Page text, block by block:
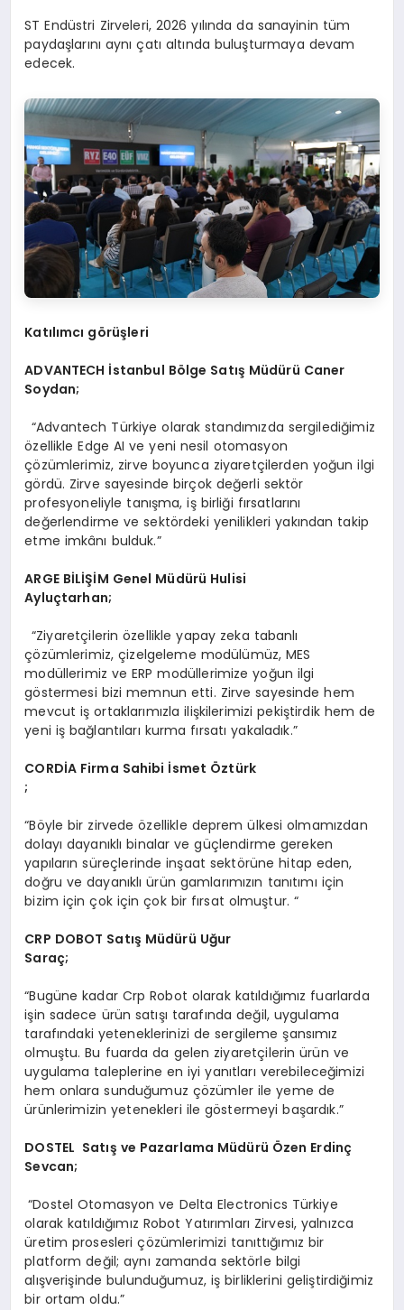
ST Endüstri Zirveleri, 2026 yılında da sanayinin tüm
paydaşlarını aynı çatı altında buluşturmaya devam
edecek.
Katılımcı görüşleri
ADVANTECH İstanbul Bölge Satış Müdürü Caner
Soydan;
“Advantech Türkiye olarak standımızda sergilediğimiz
özellikle Edge AI ve yeni nesil otomasyon
çözümlerimiz, zirve boyunca ziyaretçilerden yoğun ilgi
gördü. Zirve sayesinde birçok değerli sektör
profesyoneliyle tanışma, iş birliği fırsatlarını
değerlendirme ve sektördeki yenilikleri yakından takip
etme imkânı bulduk.”
ARGEBİLİŞİM Genel Müdürü Hulisi
Ayluçtarhan;
“Ziyaretçilerin özellikle yapay zeka tabanlı
çözümlerimiz, çizelgeleme modülümüz, MES
modüllerimiz ve ERP modüllerimize yoğun ilgi
göstermesi bizi memnun etti. Zirve sayesinde hem
mevcut iş ortaklarımızla ilişkilerimizi pekiştirdik hem de
yeni iş bağlantıları kurma fırsatı yakaladık.”
CORDİA Firma Sahibi İsmet Öztürk
;
“Böyle bir zirvede özellikle deprem ülkesi olmamızdan
dolayı dayanıklı binalar ve güçlendirme gereken
yapıların süreçlerinde inşaat sektörüne hitap eden,
doğru ve dayanıklı ürün gamlarımızın tanıtımı için
bizim için çok için çok bir fırsat olmuştur. “
CRP DOBOT Satış Müdürü Uğur
Saraç;
“Bugüne kadar Crp Robot olarak katıldığımız fuarlarda
işin sadece ürün satışı tarafında değil, uygulama
tarafındaki yeteneklerinizi de sergileme şansımız
olmuştu. Bu fuarda da gelen ziyaretçilerin ürün ve
uygulama taleplerine en iyi yanıtları verebileceğimizi
hem onlara sunduğumuz çözümler ile yeme de
ürünlerimizin yetenekleri ile göstermeyi başardık.”
DOSTEL Satış ve Pazarlama Müdürü Özen Erdinç
Sevcan;
“Dostel Otomasyon ve Delta Electronics Türkiye
olarak katıldığımız Robot Yatırımları Zirvesi, yalnızca
üretim prosesleri çözümlerimizi tanıttığımız bir
platform değil; aynı zamanda sektörle bilgi
alışverişinde bulunduğumuz, iş birliklerini geliştirdiğimiz
bir ortam oldu.”